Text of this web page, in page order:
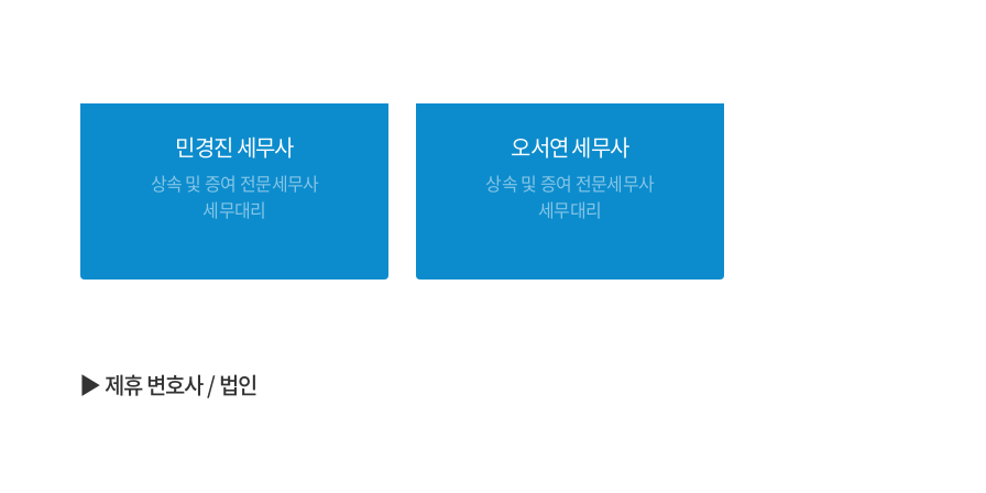
민경진 세무사
상속 및 증여 전문세무사
세무대리
오서연 세무사
상속 및 증여 전문세무사
세무대리
▶ 제휴 변호사 / 법인